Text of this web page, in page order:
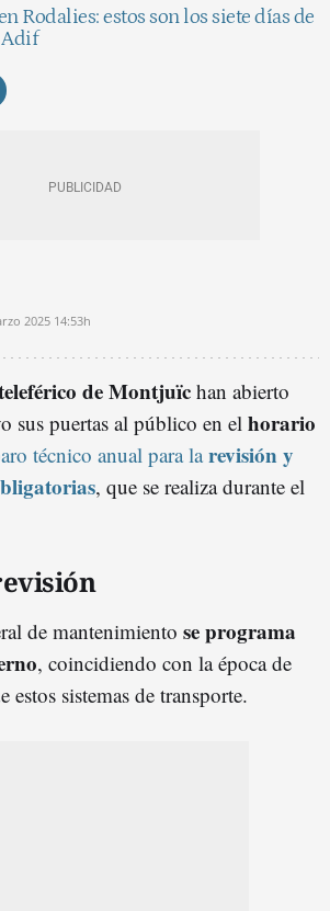
Rodalies: estos son los siete días de
Adif
2025 14:53h
de Montjuïc han abierto
sus puertas al público en el horario
técnico anual para larevisión y
, que se realiza durante el
de mantenimiento se programa
, coincidiendo con la época de
estos sistemas de transporte.